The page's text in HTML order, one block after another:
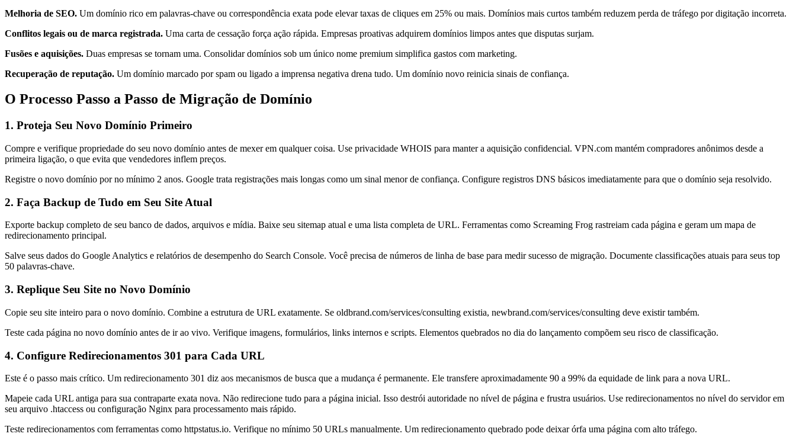
Melhoria de SEO. Um domínio rico em palavras-chave ou correspondência exata pode elevar taxas de cliques em 25% ou mais. Domínios mais curtos também reduzem perda de tráfego por digitação incorreta.
Conflitos legais ou de marca registrada. Uma carta de cessação força ação rápida. Empresas proativas adquirem domínios limpos antes que disputas surjam.
Fusões e aquisições. Duas empresas se tornam uma. Consolidar domínios sob um único nome premium simplifica gastos com marketing.
Recuperação de reputação. Um domínio marcado por spam ou ligado a imprensa negativa drena tudo. Um domínio novo reinicia sinais de confiança.
O Processo Passo a Passo de Migração de Domínio
1. Proteja Seu Novo Domínio Primeiro
Compre e verifique propriedade do seu novo domínio antes de mexer em qualquer coisa. Use privacidade WHOIS para manter a aquisição confidencial. VPN.com mantém compradores anônimos desde a
primeira ligação, o que evita que vendedores inflem preços.
Registre o novo domínio por no mínimo 2 anos. Google trata registrações mais longas como um sinal menor de confiança. Configure registros DNS básicos imediatamente para que o domínio seja resolvido.
2. Faça Backup de Tudo em Seu Site Atual
Exporte backup completo de seu banco de dados, arquivos e mídia. Baixe seu sitemap atual e uma lista completa de URL. Ferramentas como Screaming Frog rastreiam cada página e geram um mapa de
redirecionamento principal.
Salve seus dados do Google Analytics e relatórios de desempenho do Search Console. Você precisa de números de linha de base para medir sucesso de migração. Documente classificações atuais para seus top
50 palavras-chave.
3. Replique Seu Site no Novo Domínio
Copie seu site inteiro para o novo domínio. Combine a estrutura de URL exatamente. Se oldbrand.com/services/consulting existia, newbrand.com/services/consulting deve existir também.
Teste cada página no novo domínio antes de ir ao vivo. Verifique imagens, formulários, links internos e scripts. Elementos quebrados no dia do lançamento compõem seu risco de classificação.
4. Configure Redirecionamentos 301 para Cada URL
Este é o passo mais crítico. Um redirecionamento 301 diz aos mecanismos de busca que a mudança é permanente. Ele transfere aproximadamente 90 a 99% da equidade de link para a nova URL.
Mapeie cada URL antiga para sua contraparte exata nova. Não redirecione tudo para a página inicial. Isso destrói autoridade no nível de página e frustra usuários. Use redirecionamentos no nível do servidor em
seu arquivo .htaccess ou configuração Nginx para processamento mais rápido.
Teste redirecionamentos com ferramentas como httpstatus.io. Verifique no mínimo 50 URLs manualmente. Um redirecionamento quebrado pode deixar órfa uma página com alto tráfego.